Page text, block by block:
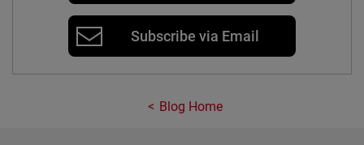
Subscribe via Email
Blog Home